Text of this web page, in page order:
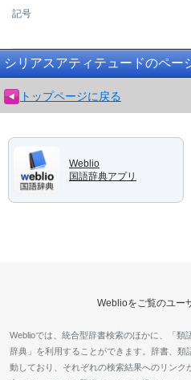
記号
シリアスアティテュードのペー
トップページに戻る
Weblio
国語辞典アプリ
Weblioをご覧のユー
Weblioでは、統合型辞書検索のほかに、「
辞典」を利用することができます。辞書、類
動しており、それぞれの検索結果へのリンク